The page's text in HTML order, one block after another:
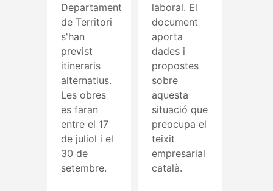
Departament
de Territori
s'han
previst
itineraris
alternatius.
Les obres
es faran
entre el 17
de juliol i el
30 de
setembre.
laboral. El
document
aporta
dades i
propostes
sobre
aquesta
situació que
preocupa el
teixit
empresarial
català.